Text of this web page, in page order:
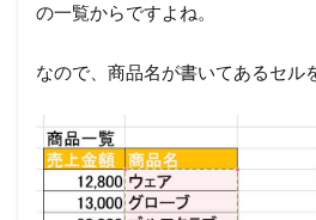
の一覧からですよね。
なので、商品名が書いてあるセル